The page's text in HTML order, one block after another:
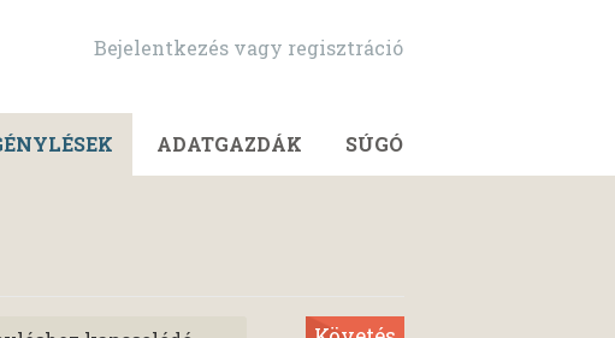
Bejelentkezés vagy regisztráció
ADATGAZDÁK SÚGÓ